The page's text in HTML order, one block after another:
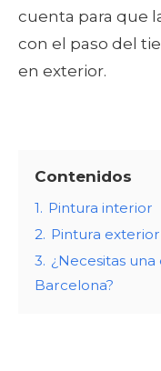
cuenta para que
con el paso del
en exterior.
Contenidos
1. Pintura interior
2. Pintura exterior
3. ¿Necesitas
Barcelona?